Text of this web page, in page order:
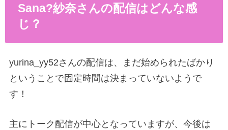
Sana?紗奈さんの配信はどんな感
じ？
yurina_yy52さんの配信は、まだ始められたばかり
ということで固定時間は決まっていないようで
す！
主にトーク配信が中心となっていますが、今後は